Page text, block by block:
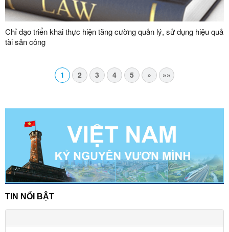
Chỉ đạo triển khai thực hiện tăng cường quản lý, sử dụng hiệu quả
tài sản công
1 2 3 4 5 » »»
TIN NỔI BẬT